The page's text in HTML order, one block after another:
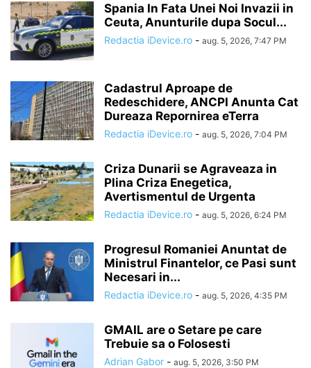
Spania In Fata Unei Noi Invazii in
Ceuta, Anunturile dupa Socul...
Redactia iDevice.ro - aug. 5, 2026, 7:47 PM
Cadastrul Aproape de
Redeschidere, ANCPI Anunta Cat
Dureaza Repornirea eTerra
Redactia iDevice.ro - aug. 5, 2026, 7:04 PM
Criza Dunarii se Agraveaza in
Plina Criza Enegetica,
Avertismentul de Urgenta
Redactia iDevice.ro - aug. 5, 2026, 6:24 PM
Progresul Romaniei Anuntat de
Ministrul Finantelor, ce Pasi sunt
Necesari in...
Redactia iDevice.ro - aug. 5, 2026, 4:35 PM
GMAIL are o Setare pe care
Trebuie sa o Folosesti
Adrian Gabor - aug. 5, 2026, 3:50 PM